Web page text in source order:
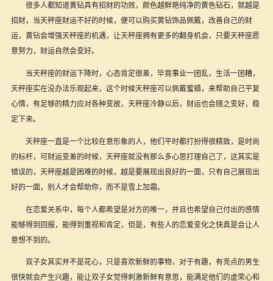
很多人都知道黄钻具有招财的功效，颜色越鲜艳纯净的黄色钻石，就越是
招财，当天秤座财运不好的时候，便可以购买黄钻饰品佩戴，改善自己的财
运，黄钻会增强天秤座的机遇，让天秤座拥有更多的翻身机会，只要天秤座愿
意努力，财运自然会变好。
当天秤座的财运下降时，心态肯定很差，毕竟事业一团乱，生活一团糟，
天秤座实在没办法乐观起来，这个时候天秤座可以佩戴蜜蜡，来帮助自己平复
心情，有足够的精力应对各种变故，天秤座冷静以后，财运也会随之变好，稳
定下来。
天秤座一直是一个比较在意形象的人，他们平时都打扮得很精致，是时尚
的标杆，可财运变差的时候，天秤座就没有那么多心思打理自己了，这其实是
错误的，天秤座越是困难的时候，越是要展现出良好的一面，只有自己展现出
好的一面，别人才会帮助你，而不是雪上加霜。
在恋爱关系中，每个人都希望是对方的唯一，并且也希望自己付出的感情
能够得到回报，能得到重视和肯定，但是，有些人的恋爱变化之快真是会让人
意想不到的。
双子女其实并不是花心，只是喜欢新鲜的事物，对于有趣，有亮点的男生
很快就会产生兴趣，能让双子女觉得刺激新鲜有意思，能满足他们的虚荣心和